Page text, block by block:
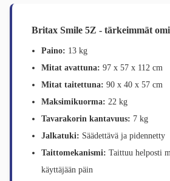
Britax Smile 5Z - tärkeimmät
Paino: 13 kg
Mitat avattuna: 97 x 57 x 112 cm
Mitat taitettuna: 90 x 40 x 57 cm
Maksimikuorma: 22 kg
Tavarakorin kantavuus: 7 kg
Jalkatuki: Säädettävä ja pidennetty
Taittomekanismi: Taittuu helposti
käyttäjään päin